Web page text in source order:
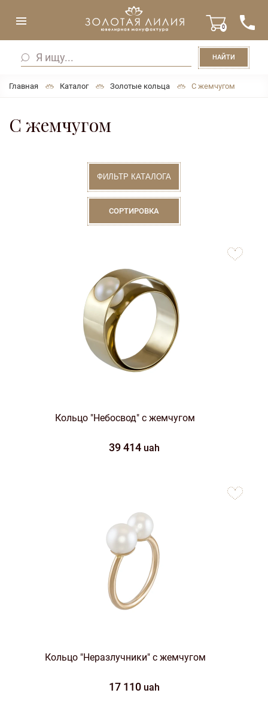
0
НАЙТИ
Главная Каталог Золотые кольца С жемчугом
С жемчугом
ФИЛЬТР КАТАЛОГА
СОРТИРОВКА
Кольцо "Небосвод" с жемчугом
39 414 uah
favorites
Кольцо "Неразлучники" с жемчугом
17 110 uah
favorites